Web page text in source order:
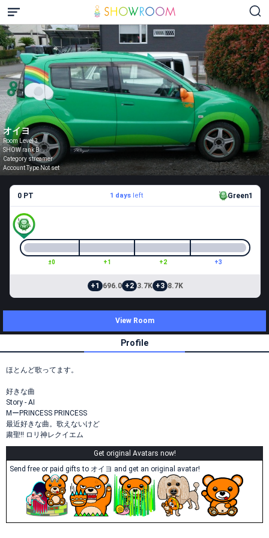
オイヨ
Room Level 3
SHOW rank B
Category streamer
Account Type Not set
0 PT 1 daysleft Green1
±0 +1 +2 +3
+1 696.0 +2 3.7K +3 8.7K
View Room
Profile
ほとんど歌ってます。
好きな曲
Story - AI
MーPRINCESS PRINCESS
最近好きな曲。歌えないけど
粛聖!! ロリ神レクイエム
Get original Avatars now!
Send free or paid gifts to オイヨ and get an original avatar!